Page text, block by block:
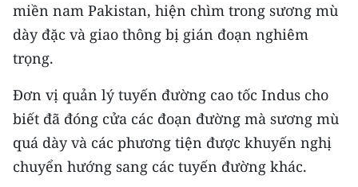
Media Xã hội
Media Pháp luật
Media Du lịch
Media Thế giới
Media Thể thao
miền nam Pakistan, hiện chìm trong sương mù
dày đặc và giao thông bị gián đoạn nghiêm
trọng.
Đơn vị quản lý tuyến đường cao tốc Indus cho
biết đã đóng cửa các đoạn đường mà sương mù
quá dày và các phương tiện được khuyến nghị
chuyển hướng sang các tuyến đường khác.